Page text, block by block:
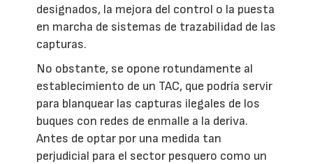
designados, la mejora del control o la puesta
en marcha de sistemas de trazabilidad de las
capturas.
No obstante, se opone rotundamente al
establecimiento de un TAC, que podría servir
para blanquear las capturas ilegales de los
buques con redes de enmalle a la deriva.
Antes de optar por una medida tan
perjudicial para el sector pesquero como un